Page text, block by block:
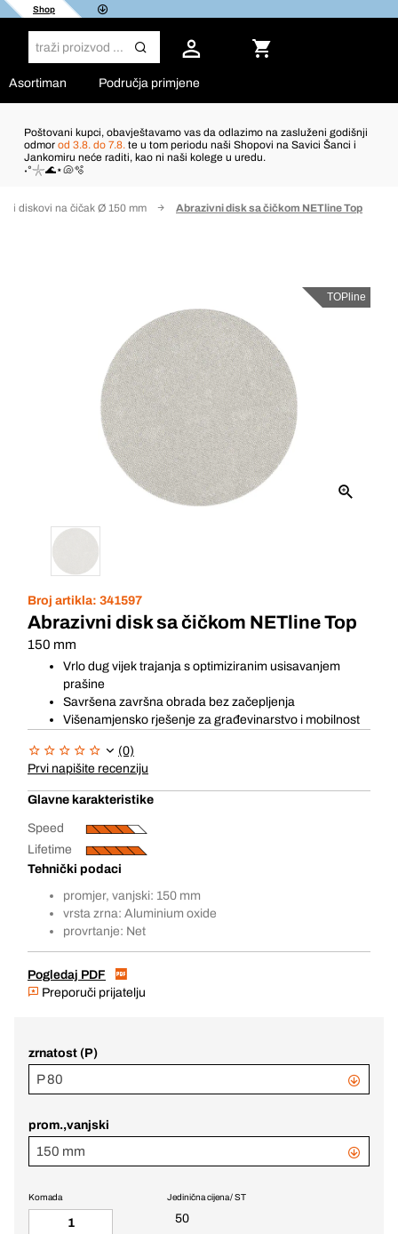
Shop
Asortiman Područja primjene
Poštovani kupci, obavještavamo vas da odlazimo na zasluženi godišnji
odmor od 3.8. do 7.8. te u tom periodu naši Shopovi na Savici Šanci i
Jankomiru neće raditi, kao ni naši kolege u uredu.
˖°𓇼🌊⋆🐚🫧
diskovi na čičak Ø 150 mm Abrazivni disk sa čičkom NETline Top
TOPline
Broj artikla: 341597
Abrazivni disk sa čičkom NETline Top
150 mm
Vrlo dug vijek trajanja s optimiziranim usisavanjem
prašine
Savršena završna obrada bez začepljenja
Višenamjensko rješenje za građevinarstvo i mobilnost
(0)
Prvi napišite recenziju
Glavne karakteristike
Speed
Lifetime
Tehnički podaci
promjer, vanjski: 150 mm
vrsta zrna: Aluminium oxide
provrtanje: Net
Pogledaj PDF
Preporuči prijatelju
zrnatost (P)
P 80
prom.,vanjski
150 mm
Jedinična cijena / ST
50
Komada